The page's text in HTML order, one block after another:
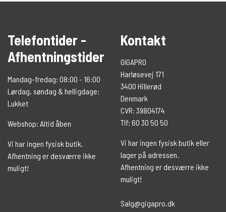
Telefontider -
Afhentningstider
Mandag-fredag: 08:00 - 16:00
Lørdag, søndag & helligdage:
Lukket
Webshop: Altid åben
Vi har ingen fysisk butik.
Afhentning er desværre ikke
muligt!
Kontakt
GIGAPRO
Harløsevej 171
3400 Hillerød
Denmark
CVR: 39804174
Tlf: 60 30 50 50
Vi har ingen fysisk butik eller
lager på adressen.
Afhentning er desværre ikke
muligt!
Salg@gigapro.dk